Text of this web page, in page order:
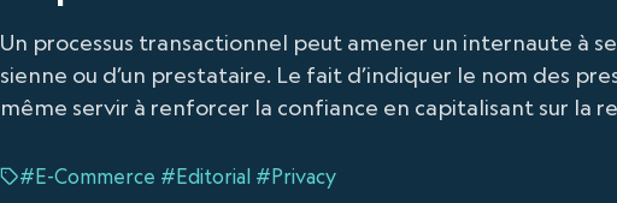
Un processus transactionnel peut amener un internaute à
sienne ou d’un prestataire. Le fait d’indiquer le nom des
même servir à renforcer la confiance en capitalisant sur la
#E-Commerce #Editorial #Privacy